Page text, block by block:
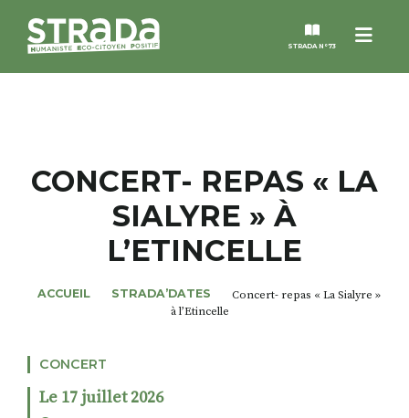
Menu
STRADA N°73
MAGAZINES
NOS THÈMES
CONCERT- REPAS « LA
SIALYRE » À
L’ETINCELLE
ACCUEIL STRADA’DATES
Concert- repas « La Sialyre »
à l’Etincelle
CONCERT
Le 17 juillet 2026